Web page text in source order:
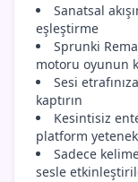
Sanatsal
eşleştirme
Sprunki
motoru oyunun
Sesi
kaptırın
Kesintisiz
platform
Sadece
sesle